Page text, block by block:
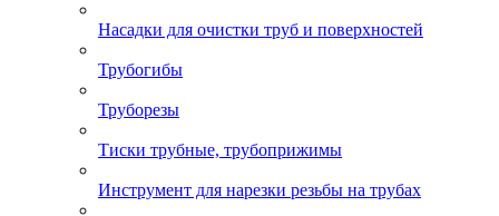
Насадки для очистки труб и поверхностей
Трубогибы
Труборезы
Тиски трубные, трубоприжимы
Инструмент для нарезки резьбы на трубах